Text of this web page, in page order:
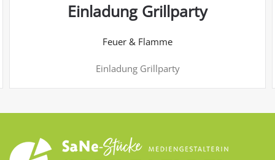
Einladung Grillparty
Feuer & Flamme
Einladung Grillparty